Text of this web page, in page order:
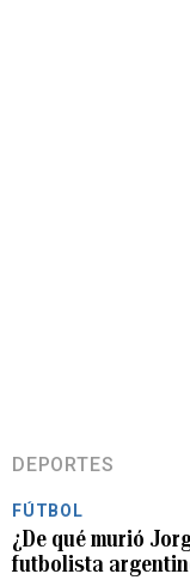
DEPORTES
FÚTBOL
¿De qué murió
futbolista